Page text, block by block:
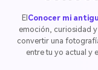
ElConocer mi
emoción, curiosidad
convertir una
entre tu yo actual y